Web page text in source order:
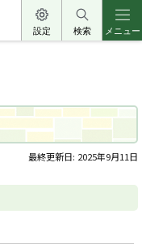
設定 検索 メニュー
最終更新日: 2025年9月11日